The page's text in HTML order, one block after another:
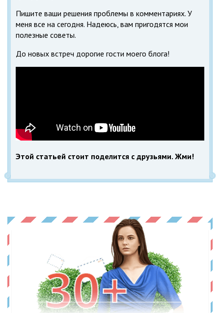
Пишите ваши решения проблемы в комментариях. У
меня все на сегодня. Надеюсь, вам пригодятся мои
полезные советы.
До новых встреч дорогие гости моего блога!
Этой статьей стоит поделится с друзьями. Жми!